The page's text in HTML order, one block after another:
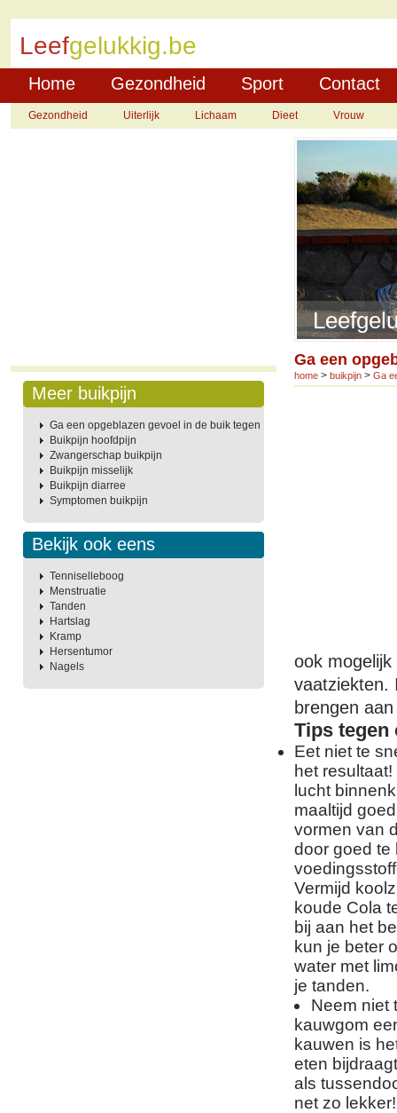
Leefgelukkig.be
Home Gezondheid Sport Contact
Gezondheid Uiterlijk Lichaam Dieet Vrouw
Meer buikpijn
Ga een opgeblazen gevoel in de buik tegen
Buikpijn hoofdpijn
Zwangerschap buikpijn
Buikpijn misselijk
Buikpijn diarree
Symptomen buikpijn
Bekijk ook eens
Tenniselleboog
Menstruatie
Tanden
Hartslag
Kramp
Hersentumor
Nagels
Ga een
home > buikpijn > Ga
ook
vaatziekten.
brengen
Tips tegen
Eet niet te
het
lucht
maaltijd
vormen van
door goed te
Vermijd
koude Cola
bij aan het
kun je beter
water met
je tanden.
Neem niet
kauwgom
kauwen is
eten
als
net zo lekker!